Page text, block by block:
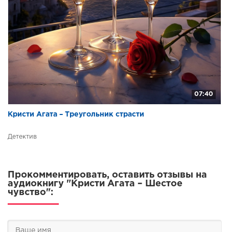
07:40
Кристи Агата – Треугольник страсти
Детектив
Прокомментировать, оставить отзывы на
аудиокнигу "Кристи Агата – Шестое
чувство":